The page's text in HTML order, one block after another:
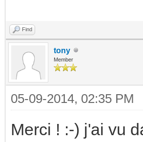
Find
tony
Member
05-09-2014, 02:35 PM
Merci ! :-) j'ai vu